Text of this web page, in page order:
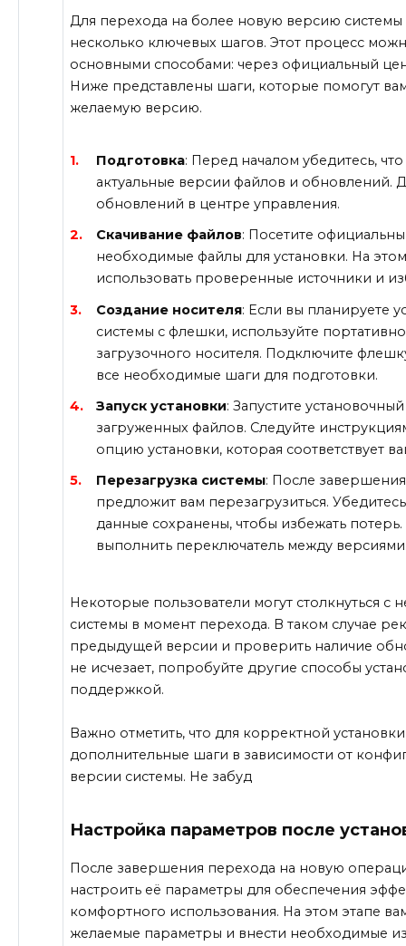
Для перехода на более новую версию
несколько ключевых шагов. Этот процесс
основными способами: через официальный
Ниже представлены шаги, которые помогут
желаемую версию.
Подготовка: Перед началом убедитесь,
актуальные версии файлов и обновлений.
обновлений в центре управления.
Скачивание файлов: Посетите
необходимые файлы для установки. На
использовать проверенные источники и
Создание носителя: Если вы планируете
системы с флешки, используйте
загрузочного носителя. Подключите
все необходимые шаги для подготовки.
Запуск установки: Запустите
загруженных файлов. Следуйте
опцию установки, которая соответствует
Перезагрузка системы: После
предложит вам перезагрузиться.
данные сохранены, чтобы избежать
выполнить переключатель между
Некоторые пользователи могут столкнуться с
системы в момент перехода. В таком случае
предыдущей версии и проверить наличие
не исчезает, попробуйте другие способы
поддержкой.
Важно отметить, что для корректной
дополнительные шаги в зависимости от
версии системы. Не забуд
Настройка параметров после
После завершения перехода на новую
настроить её параметры для обеспечения
комфортного использования. На этом этапе
желаемые параметры и внести необходимые